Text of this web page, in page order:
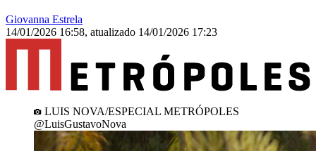
Giovanna Estrela
14/01/2026 16:58, atualizado 14/01/2026 17:23
LUIS NOVA/ESPECIAL METRÓPOLES
@LuisGustavoNova